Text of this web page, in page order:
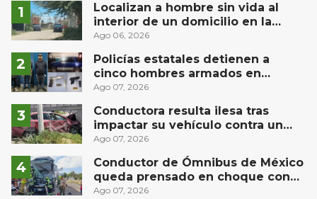
Localizan a hombre sin vida al
interior de un domicilio en la
comunidad El Rodeo, San Juan del
Ago 06, 2026
Policías estatales detienen a
cinco hombres armados en
Puebla capital
Ago 07, 2026
Conductora resulta ilesa tras
impactar su vehículo contra un
muro en Huimilpan
Ago 07, 2026
Conductor de Ómnibus de México
queda prensado en choque con
materialista en San Juan del Río
Ago 07, 2026